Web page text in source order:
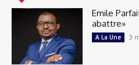
Emile
abattre»
A La Une 3